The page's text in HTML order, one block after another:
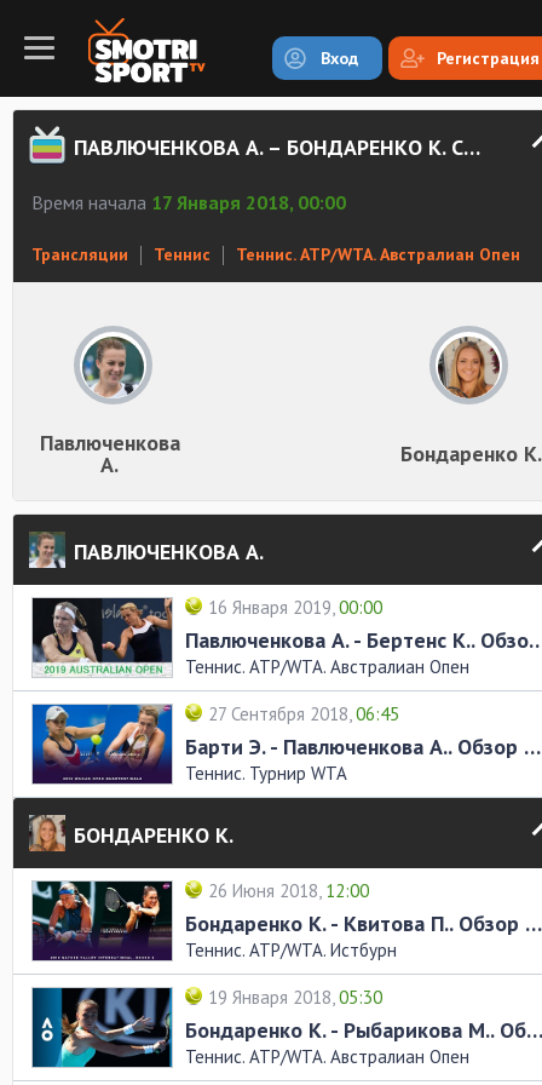
Вход Регистрация
ПАВЛЮЧЕНКОВА А. – БОНДАРЕНКО К. СМОТРЕТЬ ОНЛАЙН
Время начала 17 Января 2018, 00:00
Трансляции Теннис Теннис. ATP/WTA. Австралиан Опен
Павлюченкова
А. Бондаренко К.
ПАВЛЮЧЕНКОВА А.
16 Января 2019,00:00
Павлюченкова А. -
Теннис. ATP/WTA. Австралиан Опен
27 Сентября 2018,06:45
Барти Э. - Павлюченкова А.. Обзор матча
Теннис. Турнир WTA
БОНДАРЕНКО К.
26 Июня 2018, 12:00
Бондаренко К. - Квитова П.. Обзор матча
Теннис. ATP/WTA. Истбурн
19 Января 2018,05:30
Бондаренко К. - Рыбарикова М.. Обзор матча
Теннис. ATP/WTA. Австралиан Опен